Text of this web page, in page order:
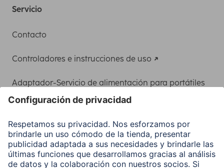
Servicio
Contacto
Controladores e instrucciones de uso
Adaptador-Servicio de alimentación para portátiles
Clientes online
Conviértete en distribuidor